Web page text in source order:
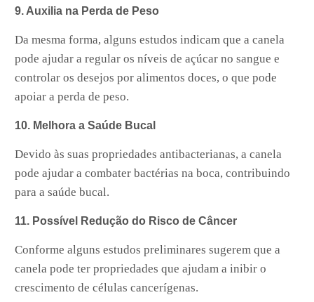
9. Auxilia na Perda de Peso
Da mesma forma, alguns estudos indicam que a canela
pode ajudar a regular os níveis de açúcar no sangue e
controlar os desejos por alimentos doces, o que pode
apoiar a perda de peso.
10. Melhora a Saúde Bucal
Devido às suas propriedades antibacterianas, a canela
pode ajudar a combater bactérias na boca, contribuindo
para a saúde bucal.
11. Possível Redução do Risco de Câncer
Conforme alguns estudos preliminares sugerem que a
canela pode ter propriedades que ajudam a inibir o
crescimento de células cancerígenas.